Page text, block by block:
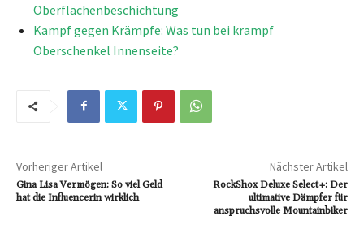
Oberflächenbeschichtung
Kampf gegen Krämpfe: Was tun bei krampf
Oberschenkel Innenseite?
Vorheriger Artikel
Gina Lisa Vermögen: So viel Geld
hat die Influencerin wirklich
Nächster Artikel
RockShox Deluxe Select+: Der
ultimative Dämpfer für
anspruchsvolle Mountainbiker